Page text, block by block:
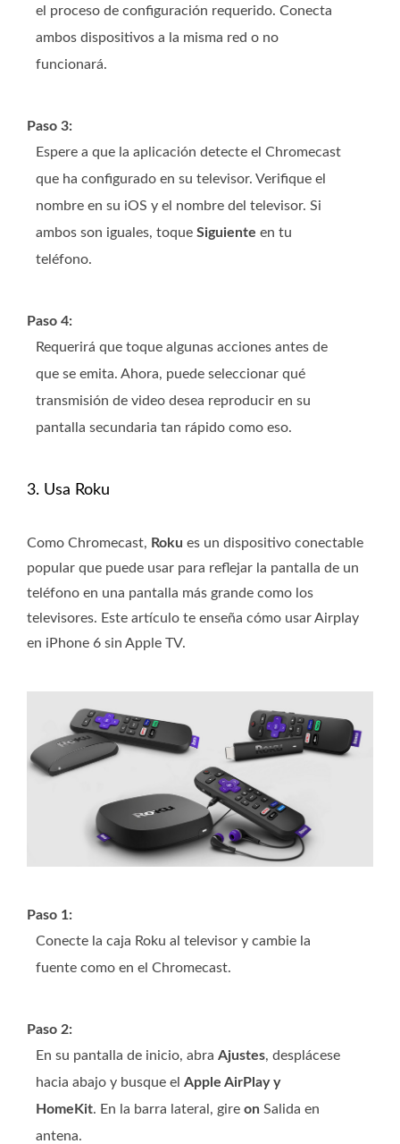
el proceso de configuración requerido. Conecta
ambos dispositivos a la misma red o no
funcionará.
Paso 3:
Espere a que la aplicación detecte el Chromecast
que ha configurado en su televisor. Verifique el
nombre en su iOS y el nombre del televisor. Si
ambos son iguales, toque Siguiente en tu
teléfono.
Paso 4:
Requerirá que toque algunas acciones antes de
que se emita. Ahora, puede seleccionar qué
transmisión de video desea reproducir en su
pantalla secundaria tan rápido como eso.
3. Usa Roku
Como Chromecast, Roku es un dispositivo conectable
popular que puede usar para reflejar la pantalla de un
teléfono en una pantalla más grande como los
televisores. Este artículo te enseña cómo usar Airplay
en iPhone 6 sin Apple TV.
Paso 1:
Conecte la caja Roku al televisor y cambie la
fuente como en el Chromecast.
Paso 2:
En su pantalla de inicio, abra Ajustes, desplácese
hacia abajo y busque el Apple AirPlay y
HomeKit. En la barra lateral, gire on Salida en
antena.